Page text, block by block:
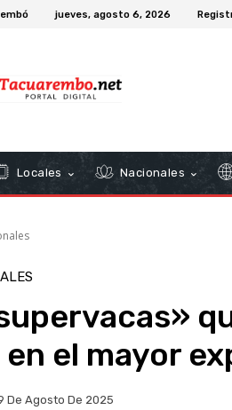
jueves, agosto 6, 2026
Locales Nacionales
en el mayor
De Agosto De 2025